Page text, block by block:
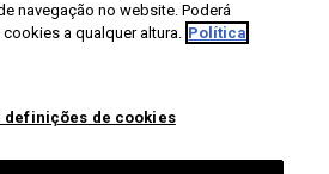
navegação no website. Poderá
a qualquer altura. Política
definições de cookies